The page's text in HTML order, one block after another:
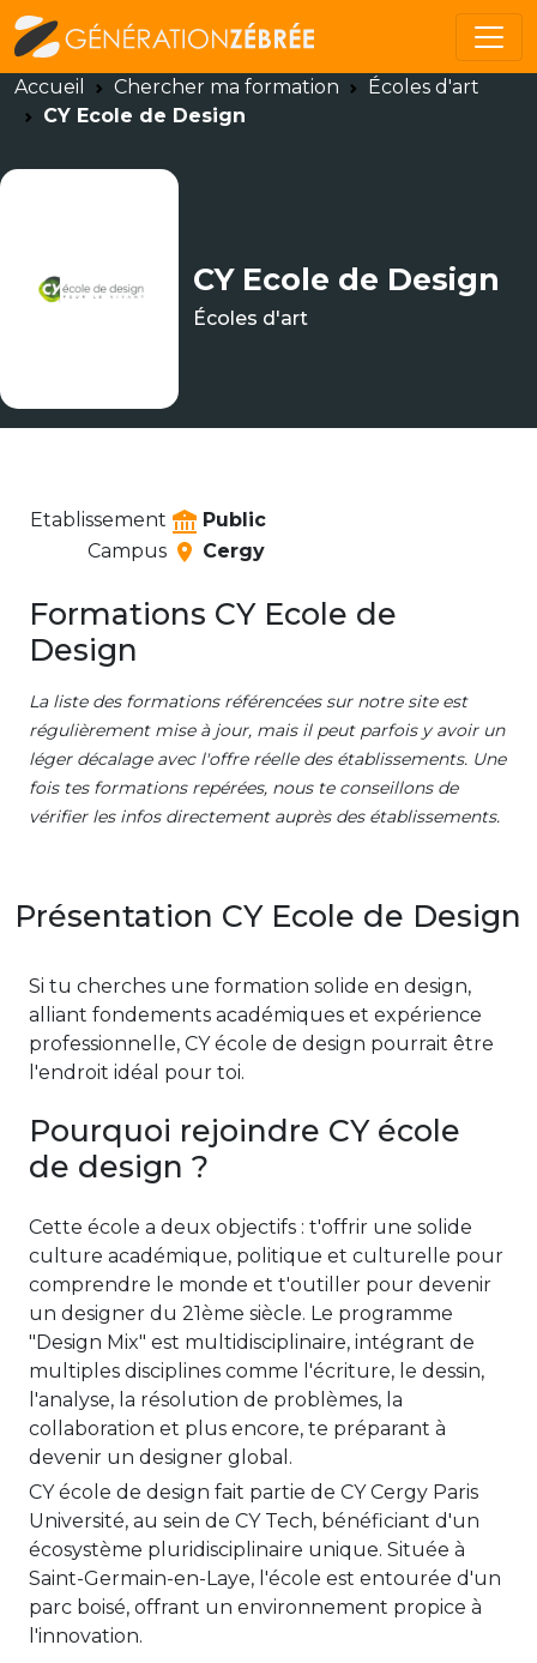
Accueil Chercher ma formation
Écoles d'art
CY Ecole de Design
CY Ecole de Design
Écoles d'art
Etablissement
Public
Campus
Cergy
Formations CY Ecole de
Design
La liste des formations référencées sur notre site est
régulièrement mise à jour, mais il peut parfois y avoir un
léger décalage avec l'offre réelle des établissements. Une
fois tes formations repérées, nous te conseillons de
vérifier les infos directement auprès des établissements.
Présentation CY Ecole de Design
Si tu cherches une formation solide en design,
alliant fondements académiques et expérience
professionnelle, CY école de design pourrait être
l'endroit idéal pour toi.
Pourquoi rejoindre CY école
de design ?
Cette école a deux objectifs : t'offrir une solide
culture académique, politique et culturelle pour
comprendre le monde et t'outiller pour devenir
un designer du 21ème siècle. Le programme
"Design Mix" est multidisciplinaire, intégrant de
multiples disciplines comme l'écriture, le dessin,
l'analyse, la résolution de problèmes, la
collaboration et plus encore, te préparant à
devenir un designer global.
CY école de design fait partie de CY Cergy Paris
Université, au sein de CY Tech, bénéficiant d'un
écosystème pluridisciplinaire unique. Située à
Saint-Germain-en-Laye, l'école est entourée d'un
parc boisé, offrant un environnement propice à
l'innovation.